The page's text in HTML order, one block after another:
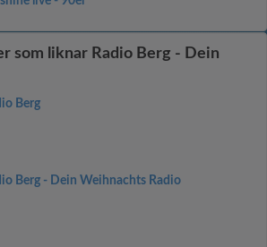
som liknar Radio Berg - Dein
Berg
Berg - Dein Weihnachts Radio